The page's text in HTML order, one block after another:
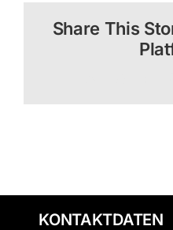
Share This
KONTAKTDATEN